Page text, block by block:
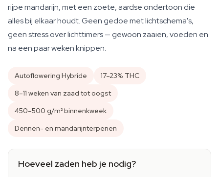
rijpe mandarijn, met een zoete, aardse ondertoon die
alles bij elkaar houdt. Geen gedoe met lichtschema's,
geen stress over lichttimers — gewoon zaaien, voeden en
na een paar weken knippen.
Autoflowering Hybride
17–23% THC
8–11 weken van zaad tot oogst
450–500 g/m² binnenkweek
Dennen- en mandarijnterpenen
Hoeveel zaden heb je nodig?